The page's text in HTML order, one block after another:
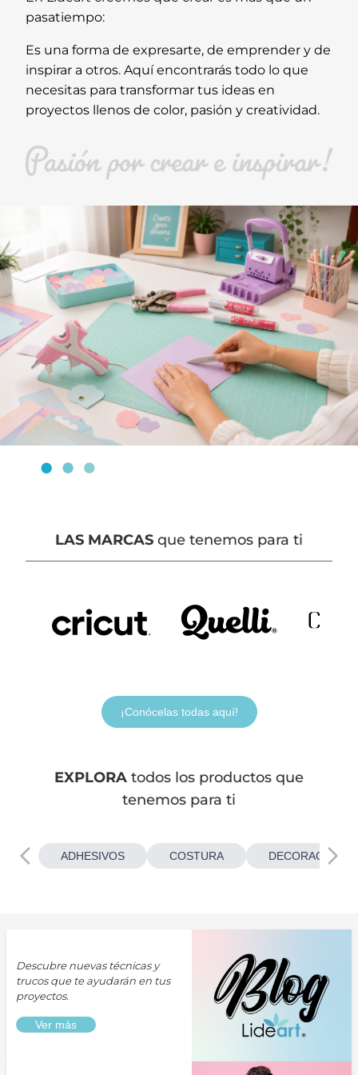
pasatiempo:
Es una forma de expresarte, de emprender y de
inspirar a otros. Aquí encontrarás todo lo que
necesitas para transformar tus ideas en
proyectos llenos de color, pasión y creatividad.
LAS MARCAS que tenemos para ti
¡Conócelas todas aquí!
EXPLORA todos los productos que
tenemos para ti
ADHESIVOS COSTURA
Descubre nuevas técnicas y
trucos que te ayudarán en tus
proyectos.
Ver más